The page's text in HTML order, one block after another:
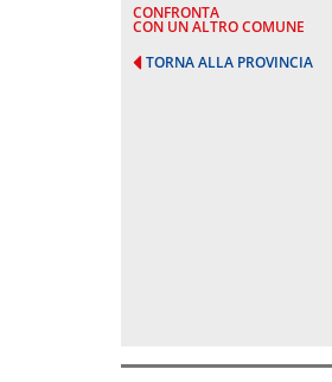
CONFRONTA
CON UN ALTRO COMUNE
TORNA ALLA PROVINCIA